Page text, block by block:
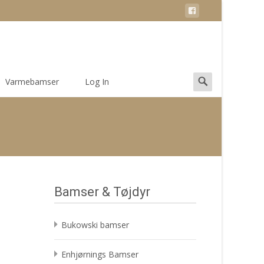
Varmebamser Log In
Search
for:
Bamser & Tøjdyr
Bukowski bamser
Enhjørnings Bamser